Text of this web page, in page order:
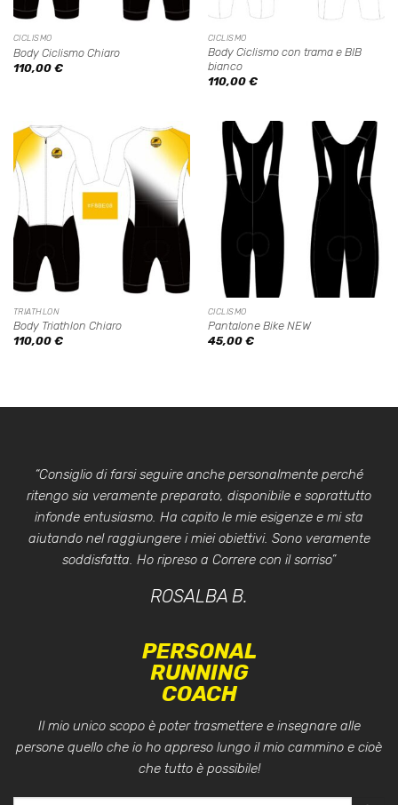
CICLISMO
Body Ciclismo Chiaro
110,00 €
CICLISMO
Body Ciclismo con trama e BIB
bianco
110,00 €
TRIATHLON
Body Triathlon Chiaro
110,00 €
CICLISMO
Pantalone Bike NEW
45,00 €
“Consiglio di farsi seguire anche personalmente perché
ritengo sia veramente preparato, disponibile e soprattutto
infonde entusiasmo. Ha capito le mie esigenze e mi sta
aiutando nel raggiungere i miei obiettivi. Sono veramente
soddisfatta. Ho ripreso a Correre con il sorriso”
ROSALBA B.
PERSONAL
RUNNING
COACH
Il mio unico scopo è poter trasmettere e insegnare alle
persone quello che io ho appreso lungo il mio cammino e cioè
che tutto è possibile!